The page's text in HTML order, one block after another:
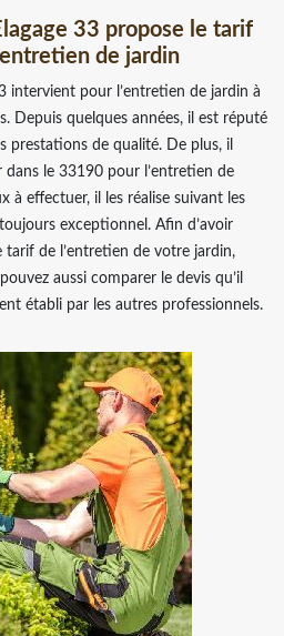
33 propose le tarif
de jardin
intervient pour l’entretien de jardin à
Depuis quelques années, il est réputé
prestations de qualité. De plus, il
le 33190 pour l’entretien de
à effectuer, il les réalise suivant les
exceptionnel. Afin d’avoir
de l’entretien de votre jardin,
aussi comparer le devis qu’il
établi par les autres professionnels.